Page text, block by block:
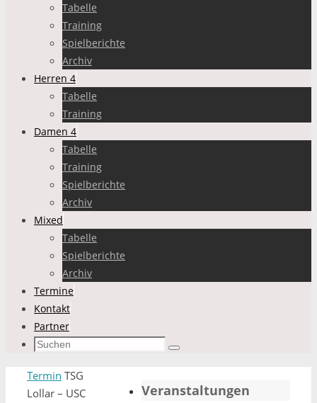
Tabelle
Training
Spielberichte
Archiv
Herren 4
Tabelle
Training
Damen 4
Tabelle
Training
Spielberichte
Archiv
Mixed
Tabelle
Spielberichte
Archiv
Termine
Kontakt
Partner
Suchen
Suchen
Start
Termin TSG
Lollar – USC
Veranstaltungen